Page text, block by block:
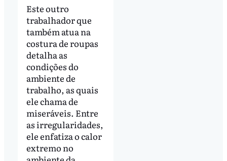
Este outro
trabalhador que
também atua na
costura de roupas
detalha as
condições do
ambiente de
trabalho, as quais
ele chama de
miseráveis. Entre
as irregularidades,
ele enfatiza o calor
extremo no